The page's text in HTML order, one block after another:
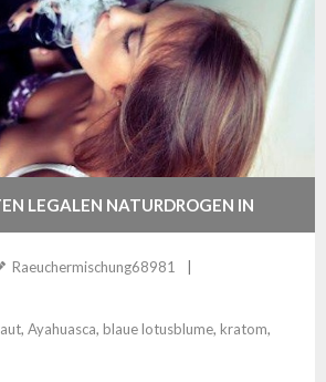
LEGALEN NATURDROGEN IN
Raeuchermischung68981
, Ayahuasca, blaue lotusblume, kratom,